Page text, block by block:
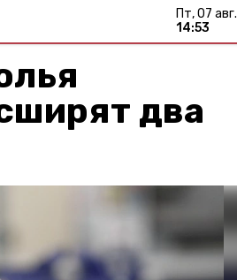
пт, 07 авг.
14:53
два